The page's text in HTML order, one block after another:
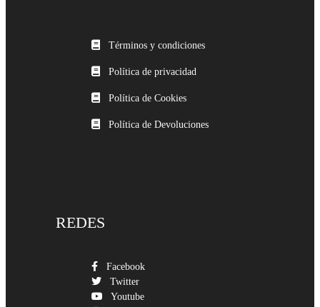
Términos y condiciones
Política de privacidad
Política de Cookies
Política de Devoluciones
REDES
Facebook
Twitter
Youtube